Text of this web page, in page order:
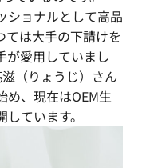
ショナルとして高品
ては大手の下請けを
が愛用していまし
（りょうじ）さん
め、現在はOEM生
ています。